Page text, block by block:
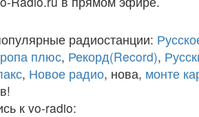
радиостанции:
плюс, Рекорд(Record),
, Новое радио, нова, монте
к vo-radio: